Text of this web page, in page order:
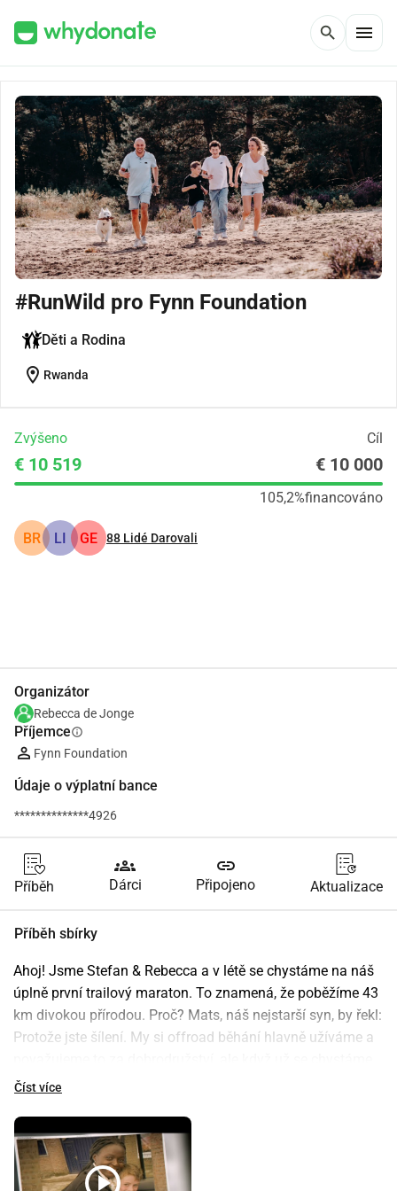
search menu
#RunWild pro Fynn Foundation
Děti a Rodina
location_on Rwanda
Zvýšeno Cíl
€ 10 519 € 10 000
105,2%financováno
BR LI GE 88 Lidé Darovali
Organizátor
Rebecca de Jonge
Příjemceinfo
Fynn Foundation
Údaje o výplatní bance
**************4926
Příběh
groups
Dárci
link
Připojeno Aktualizace
Příběh sbírky
Ahoj! Jsme Stefan & Rebecca a v létě se chystáme na náš
úplně první trailový maraton. To znamená, že poběžíme 43
km divokou přírodou. Proč? Mats, náš nejstarší syn, by řekl:
Protože jste šílení. My si offroad běhání hlavně užíváme a
na něco šíleného , přišlo nám jako dobrý nápad to udělat
Příběh Fynna
Fynn Foundation je pojmenována po Fynnovi, našem
nejmladším synovi. Fynn byl ještě miminko, když jsme
Číst více